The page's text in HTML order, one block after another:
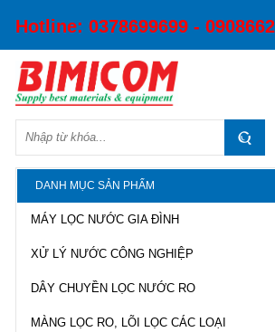
Hotline: 0378699699 -
DANH MỤC SẢN PHẨM
MÁY LỌC NƯỚC GIA ĐÌNH
XỬ LÝ NƯỚC CÔNG NGHIỆP
DÂY CHUYỀN LỌC NƯỚC RO
MÀNG LỌC RO, LÕI LỌC CÁC LOẠI